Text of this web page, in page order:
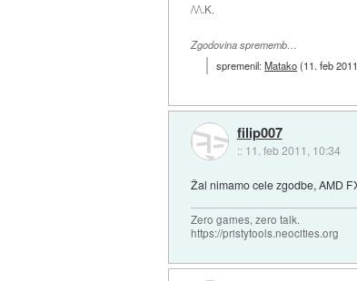
/\/\.K.
Zgodovina sprememb…
spremenil:Matako(11. feb
filip007
:: 11. feb 2011, 10:34
Žal nimamo cele zgodbe, AMD
Zero games, zero talk.
https://pristytools.neocities.org